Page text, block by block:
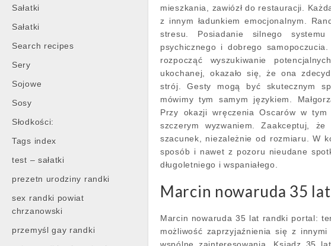
Sałatki
Sałatki
Search recipes
Sery
Sojowe
Sosy
Słodkości:
Tags index
test – sałatki
prezetn urodziny randki
sex randki powiat
chrzanowski
przemyśl gay randki
mieszkania, zawiózł do restauracji.
z innym ładunkiem emocjonalnym.
stresu. Posiadanie silnego
psychicznego i dobrego
rozpocząć wyszukiwanie
ukochanej, okazało się, że ona
strój. Gesty mogą być skutecznym
mówimy tym samym językiem.
Przy okazji wręczenia Oscarów w tym
szczerym wyzwaniem. Zaakceptuj,
szacunek, niezależnie od rozmiaru. W
sposób i nawet z pozoru nieudane
długoletniego i wspaniałego.
Marcin nowaruda 35
Marcin nowaruda 35 lat randki portal:
możliwość zaprzyjaźnienia się z